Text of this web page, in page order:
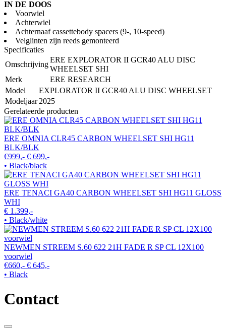
IN DE DOOS
Voorwiel
Achterwiel
Achternaaf cassettebody spacers (9-, 10-speed)
Velglinten zijn reeds gemonteerd
Specificaties
Omschrijving
ERE EXPLORATOR II GCR40 ALU DISC
WHEELSET SHI
Merk
ERE RESEARCH
Model
EXPLORATOR II GCR40 ALU DISC WHEELSET
Modeljaar 2025
Gerelateerde producten
ERE OMNIA CLR45 CARBON WHEELSET SHI HG11
BLK/BLK
€999,- € 699,-
• Black/black
ERE TENACI GA40 CARBON WHEELSET SHI HG11 GLOSS
WHI
€ 1.399,-
• Black/white
NEWMEN STREEM S.60 622 21H FADE R SP CL 12X100
voorwiel
€660,- € 645,-
• Black
Contact